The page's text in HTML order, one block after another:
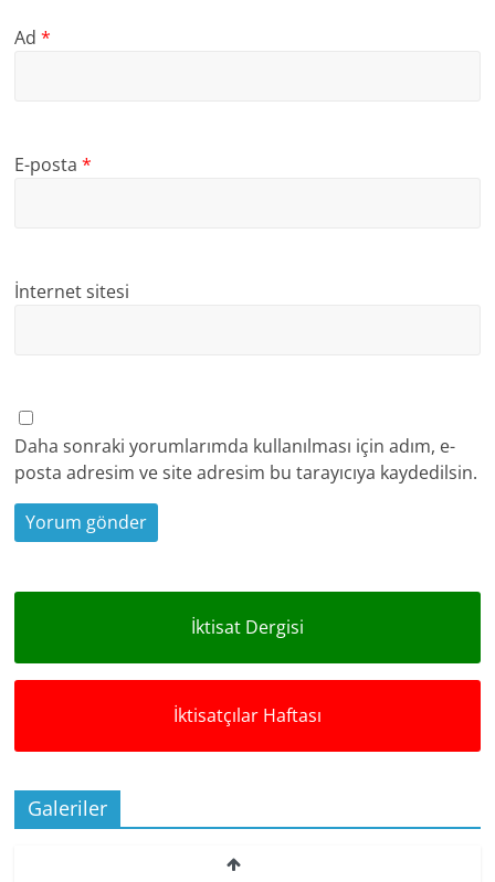
Ad*
E-posta*
İnternet sitesi
Daha sonraki yorumlarımda kullanılması için adım, e-
posta adresim ve site adresim bu tarayıcıya kaydedilsin.
İktisat Dergisi
İktisatçılar Haftası
Galeriler